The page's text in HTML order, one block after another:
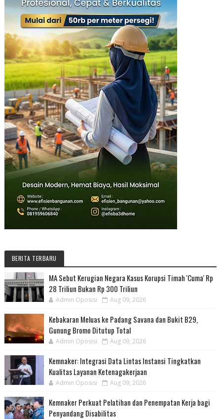
BERITA TERBARU
MA Sebut Kerugian Negara Kasus Korupsi Timah 'Cuma' Rp
28 Triliun Bukan Rp 300 Triliun
Admin Oposisi Aug 09, 2026
Kebakaran Meluas ke Padang Savana dan Bukit B29,
Gunung Bromo Ditutup Total
Admin Oposisi Aug 09, 2026
Kemnaker: Integrasi Data Lintas Instansi Tingkatkan
Kualitas Layanan Ketenagakerjaan
Admin Oposisi Aug 09, 2026
Kemnaker Perkuat Pelatihan dan Penempatan Kerja bagi
Penyandang Disabilitas